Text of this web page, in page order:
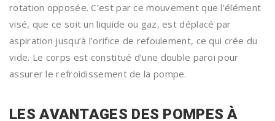
rotation opposée. C’est par ce mouvement que l’élément
visé, que ce soit un liquide ou gaz, est déplacé par
aspiration jusqu’à l’orifice de refoulement, ce qui crée du
vide. Le corps est constitué d’une double paroi pour
assurer le refroidissement de la pompe.
LES AVANTAGES DES POMPES À